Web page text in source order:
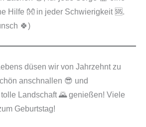
Hilfe 👐 in jeder Schwierigkeit 🆘.
🍀)
düsen wir von Jahrzehnt zu
anschnallen 😎 und
Landschaft 🌄 genießen! Viele
Geburtstag!